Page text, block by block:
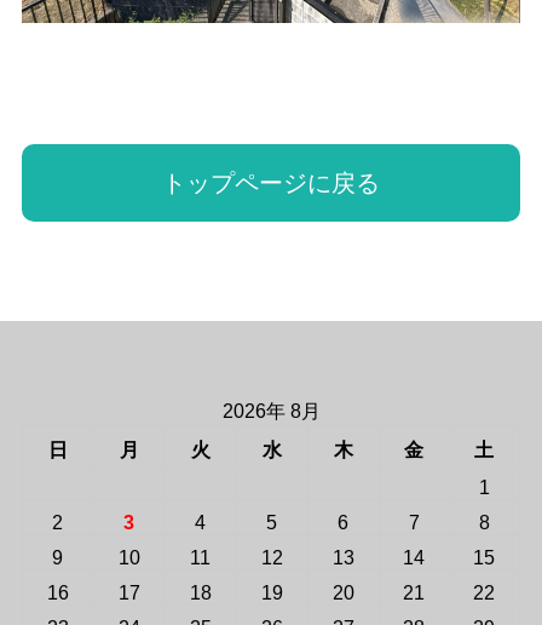
トップページに戻る
2026年 8月
日
月 火 水 木 金
土
1
2
3 4 5 6 7
8
9
10 11 12 13 14
15
16
17 18 19 20 21
22